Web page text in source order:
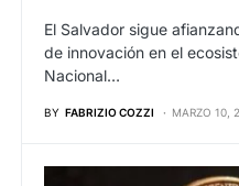
El Salvador sigue
de innovación en el
Nacional…
BY FABRIZIO COZZI MARZO 10,